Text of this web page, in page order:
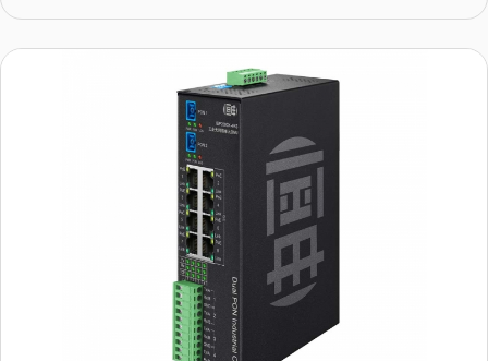
接口。IEP2800X-4RS支持 2 个 GPON/EPON
接口，4/8个10/100/1000Mbps RJ45 接口
（可选PoE功能），以及4路RS232/RS485串
口。产品采用模块化设计，支持多种定制需
求，确保安全可靠，体积小巧，功耗低。产
品电源支持AC100-240V~或者DC12-60V等宽
压范围，全面覆盖配电环境对设备电源的要